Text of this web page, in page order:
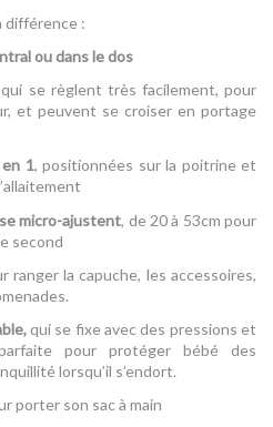
différence :
ou dans le dos
se règlent très facilement, pour
et peuvent se croiser en portage
en 1, positionnées sur la poitrine et
micro-ajustent, de 20 à 53cm pour
second
ranger la capuche, les accessoires,
qui se fixe avec des pressions et
pour protéger bébé des
lorsqu’il s’endort.
porter son sac à main